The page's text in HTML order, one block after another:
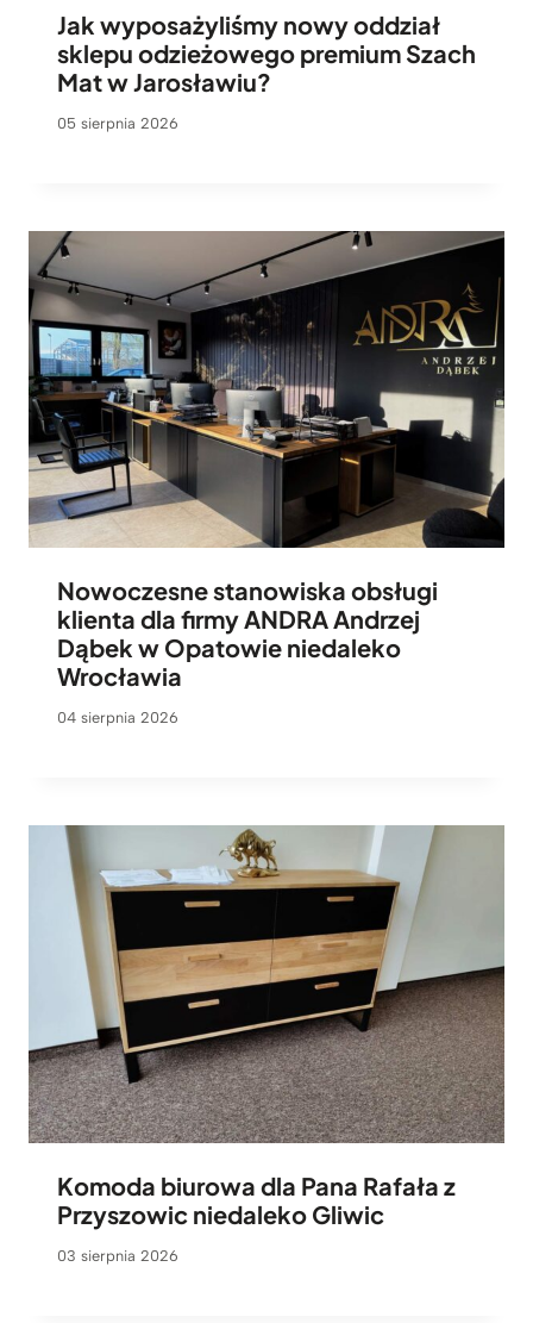
Jak wyposażyliśmy nowy oddział
sklepu odzieżowego premium Szach
Mat w Jarosławiu?
05 sierpnia 2026
Nowoczesne stanowiska obsługi
klienta dla firmy ANDRA Andrzej
Dąbek w Opatowie niedaleko
Wrocławia
04 sierpnia 2026
Komoda biurowa dla Pana Rafała z
Przyszowic niedaleko Gliwic
03 sierpnia 2026